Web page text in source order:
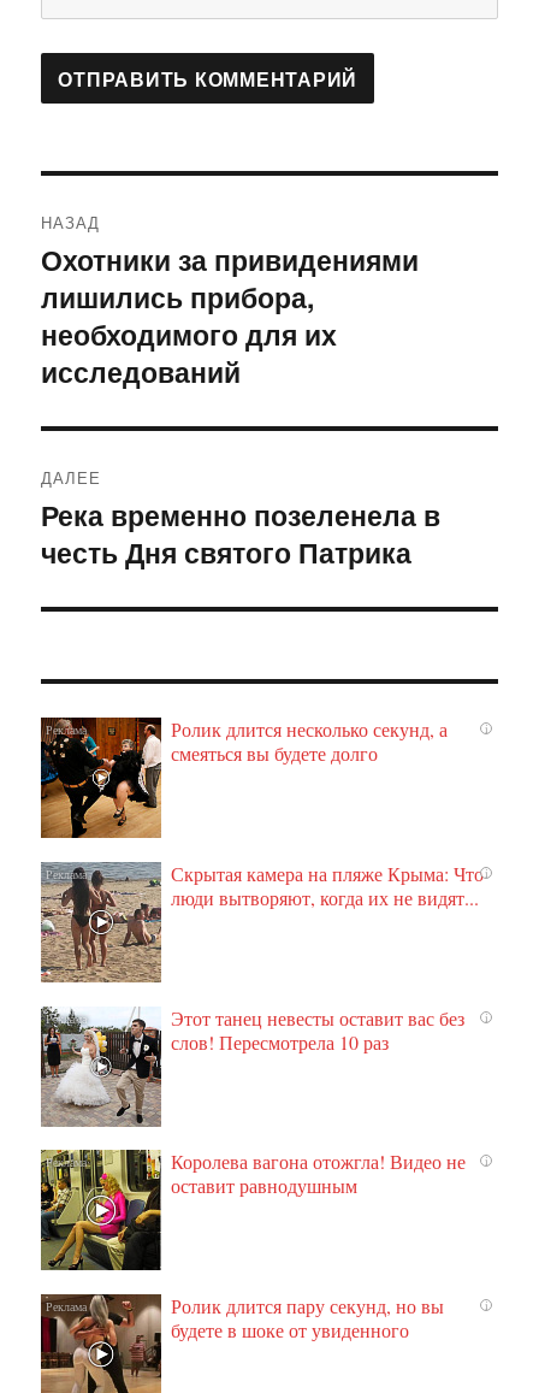
по
записям
НАЗАД
Предыдущая
запись:
Охотники за привидениями
лишились прибора,
необходимого для их
исследований
ДАЛЕЕ
Следующая
запись:
Река временно позеленела в
честь Дня святого Патрика
i
Ролик длится несколько секунд, а
смеяться вы будете долго
i
Скрытая камера на пляже Крыма: Что
люди вытворяют, когда их не видят...
i
Этот танец невесты оставит вас без
слов! Пересмотрела 10 раз
i
Королева вагона отожгла! Видео не
оставит равнодушным
i
Ролик длится пару секунд, но вы
будете в шоке от увиденного